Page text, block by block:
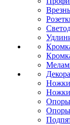
Ножки
Ножки
Опоры
Опоры